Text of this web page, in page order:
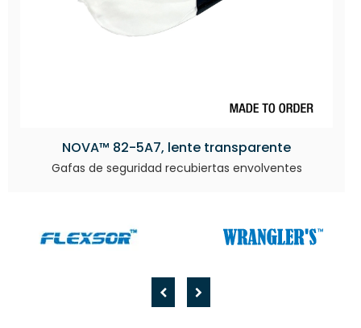
NOVA™ 82-5A7, lente transparente
Gafas de seguridad recubiertas envolventes